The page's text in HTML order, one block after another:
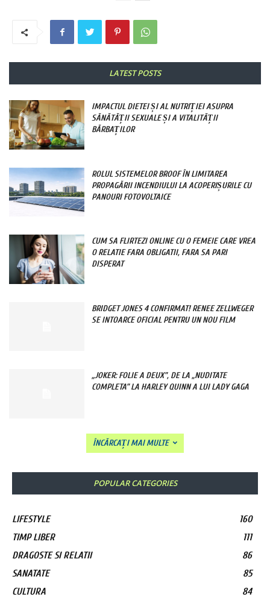
LATEST POSTS
IMPACTUL DIETEI ȘI AL NUTRIȚIEI ASUPRA
SĂNĂTĂȚII SEXUALE ȘI A VITALITĂȚII
BĂRBAȚILOR
ROLUL SISTEMELOR BROOF ÎN LIMITAREA
PROPAGĂRII INCENDIULUI LA ACOPERIȘURILE CU
PANOURI FOTOVOLTAICE
CUM SA FLIRTEZI ONLINE CU O FEMEIE CARE VREA
O RELATIE FARA OBLIGATII, FARA SA PARI
DISPERAT
BRIDGET JONES 4 CONFIRMAT! RENEE ZELLWEGER
SE INTOARCE OFICIAL PENTRU UN NOU FILM
„JOKER: FOLIE A DEUX”, DE LA „NUDITATE
COMPLETA” LA HARLEY QUINN A LUI LADY GAGA
ÎNCĂRCAȚI MAI MULTE
POPULAR CATEGORIES
LIFESTYLE
160
TIMP LIBER
111
DRAGOSTE SI RELATII
86
SANATATE
85
CULTURA
84